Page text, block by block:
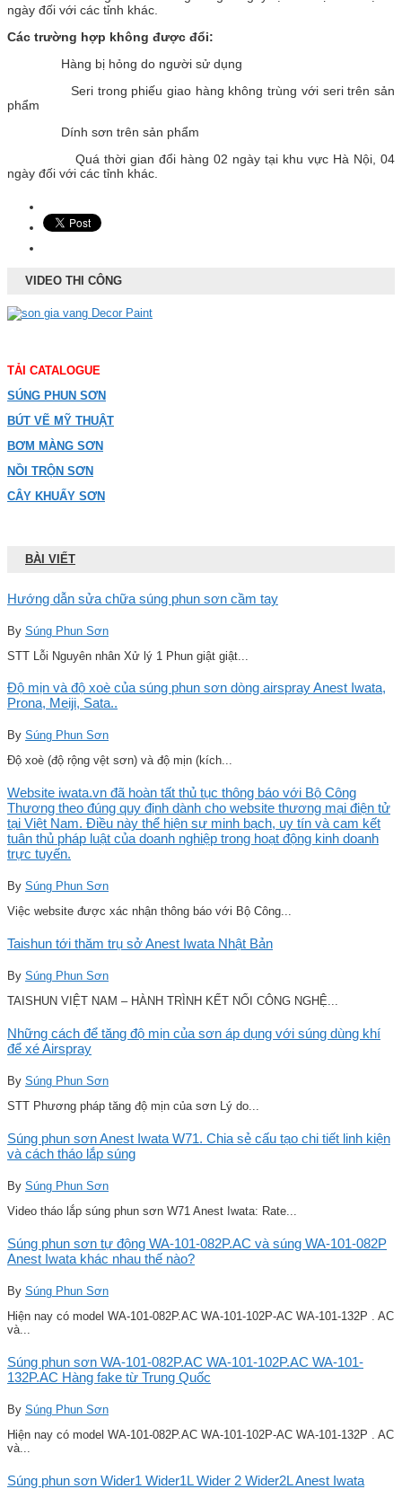
ngày đối với các tỉnh khác.
Các trường hợp không được đổi:
Hàng bị hỏng do người sử dụng
Seri trong phiếu giao hàng không trùng với seri trên sản
phẩm
Dính sơn trên sản phẩm
Quá thời gian đổi hàng 02 ngày tại khu vực Hà Nội, 04
ngày đối với các tỉnh khác.
VIDEO THI CÔNG
TẢI CATALOGUE
SÚNG PHUN SƠN
BÚT VẼ MỸ THUẬT
BƠM MÀNG SƠN
NỒI TRỘN SƠN
CÂY KHUẤY SƠN
BÀI VIẾT
Hướng dẫn sửa chữa súng phun sơn cầm tay
By Súng Phun Sơn
STT Lỗi Nguyên nhân Xử lý 1 Phun giật giật...
Độ mịn và độ xoè của súng phun sơn dòng airspray Anest Iwata,
Prona, Meiji, Sata..
By Súng Phun Sơn
Độ xoè (độ rộng vệt sơn) và độ mịn (kích...
Website iwata.vn đã hoàn tất thủ tục thông báo với Bộ Công
Thương theo đúng quy định dành cho website thương mại điện tử
tại Việt Nam. Điều này thể hiện sự minh bạch, uy tín và cam kết
tuân thủ pháp luật của doanh nghiệp trong hoạt động kinh doanh
trực tuyến.
By Súng Phun Sơn
Việc website được xác nhận thông báo với Bộ Công...
Taishun tới thăm trụ sở Anest Iwata Nhật Bản
By Súng Phun Sơn
TAISHUN VIỆT NAM – HÀNH TRÌNH KẾT NỐI CÔNG NGHỆ...
Những cách để tăng độ mịn của sơn áp dụng với súng dùng khí
để xé Airspray
By Súng Phun Sơn
STT Phương pháp tăng độ mịn của sơn Lý do...
Súng phun sơn Anest Iwata W71. Chia sẻ cấu tạo chi tiết linh kiện
và cách tháo lắp súng
By Súng Phun Sơn
Video tháo lắp súng phun sơn W71 Anest Iwata: Rate...
Súng phun sơn tự động WA-101-082P.AC và súng WA-101-082P
Anest Iwata khác nhau thế nào?
By Súng Phun Sơn
Hiện nay có model WA-101-082P.AC WA-101-102P-AC WA-101-132P . AC
và...
Súng phun sơn WA-101-082P.AC WA-101-102P.AC WA-101-
132P.AC Hàng fake từ Trung Quốc
By Súng Phun Sơn
Hiện nay có model WA-101-082P.AC WA-101-102P-AC WA-101-132P . AC
và...
Súng phun sơn Wider1 Wider1L Wider 2 Wider2L Anest Iwata